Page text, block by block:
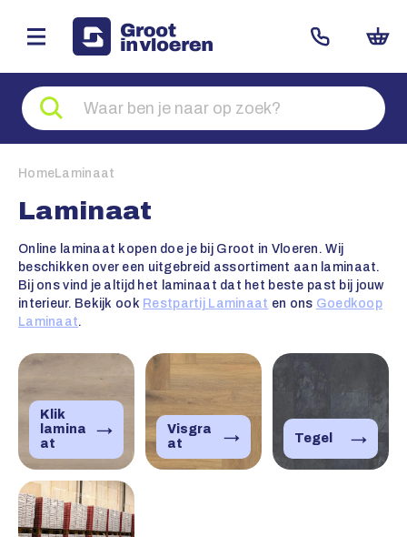
Zoeken
naar
producten
HomeLaminaat
Laminaat
Online laminaat kopen doe je bij Groot in Vloeren. Wij
beschikken over een uitgebreid assortiment aan laminaat.
Bij ons vind je altijd het laminaat dat het beste past bij jouw
interieur. Bekijk ook Restpartij Laminaat en ons Goedkoop
Laminaat.
Klik
lamina
at
→
Visgra
at
→ Tegel →